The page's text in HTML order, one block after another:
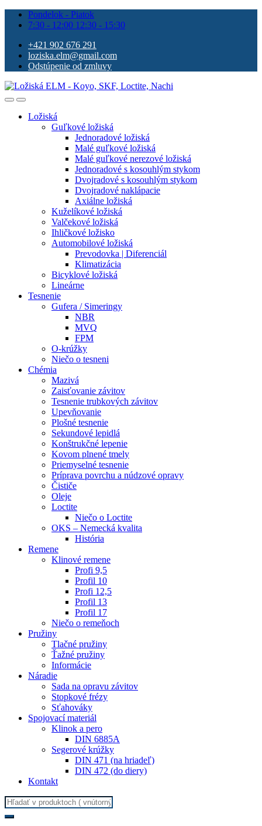
Pondelok - Piatok
7:30 - 12:00 12:30 - 15:30
+421 902 676 291
loziska.elm@gmail.com
Odstúpenie od zmluvy
Ložiská
Guľkové ložiská
Jednoradové ložiská
Malé guľkové ložiská
Malé guľkové nerezové ložiská
Jednoradové s kosouhlým stykom
Dvojradové s kosouhlým stykom
Dvojradové naklápacie
Axiálne ložiská
Kuželíkové ložiská
Valčekové ložiská
Ihličkové ložisko
Automobilové ložiská
Prevodovka | Diferenciál
Klimatizácia
Bicyklové ložiská
Lineárne
Tesnenie
Gufera / Simeringy
NBR
MVQ
FPM
O-krúžky
Niečo o tesneni
Chémia
Mazivá
Zaisťovanie závitov
Tesnenie trubkových závitov
Upevňovanie
Plošné tesnenie
Sekundové lepidlá
Konštrukčné lepenie
Kovom plnené tmely
Priemyselné tesnenie
Príprava povrchu a núdzové opravy
Čističe
Oleje
Loctite
Niečo o Loctite
OKS – Nemecká kvalita
História
Remene
Klinové remene
Profi 9,5
Profil 10
Profi 12,5
Profil 13
Profil 17
Niečo o remeňoch
Pružiny
Tlačné pružiny
Ťažné pružiny
Informácie
Náradie
Sada na opravu závitov
Stopkové frézy
Sťahováky
Spojovací materiál
Klinok a pero
DIN 6885A
Segerové krúžky
DIN 471 (na hriadeľ)
DIN 472 (do diery)
Kontakt
Search
for: